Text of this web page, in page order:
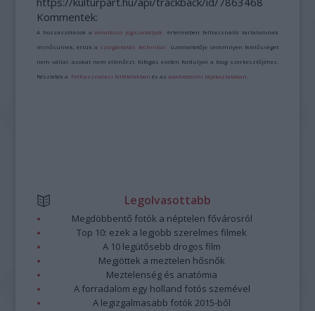
Kommentek:
A hozzászólások avonatkozó jogszabályok értelmében felhasználói tartalomnak
minősülnek, értük a szolgáltatás technikai üzemeltetője semmilyen felelősséget
nem vállal, azokat nem ellenőrzi. Kifogás esetén forduljon a blog szerkesztőjéhez.
Részletek a Felhasználási feltételekben és azadatvédelmi tájékoztatóban
Legolvasottabb
Megdöbbentő fotók a néptelen fővárosról
Top 10: ezek a legjobb szerelmes filmek
A 10 legütősebb drogos film
Megjöttek a meztelen hősnők
Meztelenség és anatómia
A forradalom egy holland fotós szemével
A legizgalmasabb fotók 2015-ből